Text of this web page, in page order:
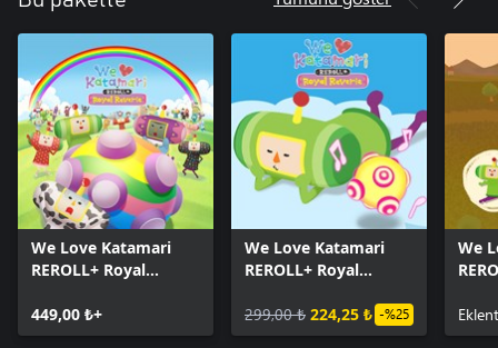
We Love Katamari
REROLL+ Royal
449,00 ₺+
We Love Katamari
REROLL+ Royal
Damacy Series Music
Bundle
299,00 ₺ 224,25 ₺ -%25
We